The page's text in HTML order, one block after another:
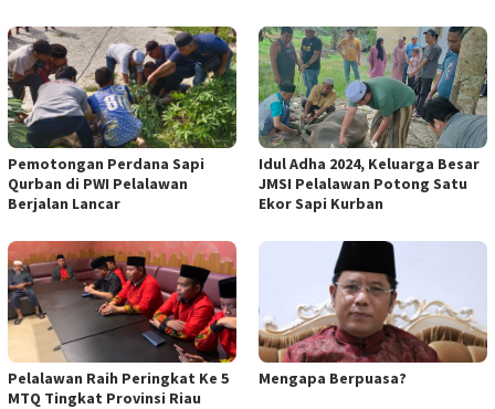
Pemotongan Perdana Sapi
Qurban di PWI Pelalawan
Berjalan Lancar
Idul Adha 2024, Keluarga Besar
JMSI Pelalawan Potong Satu
Ekor Sapi Kurban
Pelalawan Raih Peringkat Ke 5
MTQ Tingkat Provinsi Riau
Mengapa Berpuasa?